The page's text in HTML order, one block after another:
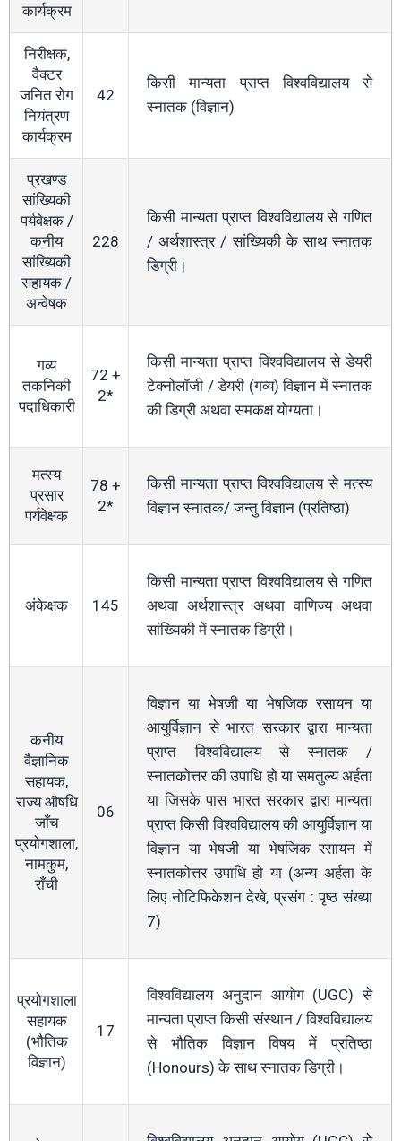
कार्यक्रम
निरीक्षक,
वैक्टर
जनित रोग
नियंत्रण
कार्यक्रम
42
किसी मान्यता प्राप्त विश्वविद्यालय से
स्नातक (विज्ञान)
प्रखण्ड
सांख्यिकी
पर्यवेक्षक /
कनीय
सांख्यिकी
सहायक /
अन्वेषक
228
किसी मान्यता प्राप्त विश्वविद्यालय से गणित
/ अर्थशास्त्र / सांख्यिकी के साथ स्नातक
डिग्री।
गव्य
तकनिकी
पदाधिकारी
72 +
2*
किसी मान्यता प्राप्त विश्वविद्यालय से डेयरी
टेक्नोलॉजी / डेयरी (गव्य) विज्ञान में स्नातक
की डिग्री अथवा समकक्ष योग्यता।
मत्स्य
प्रसार
पर्यवेक्षक
78 +
2*
किसी मान्यता प्राप्त विश्वविद्यालय से मत्स्य
विज्ञान स्नातक/ जन्तु विज्ञान (प्रतिष्ठा)
अंकेक्षक 145
किसी मान्यता प्राप्त विश्वविद्यालय से गणित
अथवा अर्थशास्त्र अथवा वाणिज्य अथवा
सांख्यिकी में स्नातक डिग्री।
कनीय
वैज्ञानिक
सहायक,
राज्य औषधि
जाँच
प्रयोगशाला,
नामकुम,
राँची
06
विज्ञान या भेषजी या भेषजिक रसायन या
आयुर्विज्ञान से भारत सरकार द्वारा मान्यता
प्राप्त विश्वविद्यालय से स्नातक /
स्नातकोत्तर की उपाधि हो या समतुल्य अर्हता
या जिसके पास भारत सरकार द्वारा मान्यता
प्राप्त किसी विश्वविद्यालय की आयुर्विज्ञान या
विज्ञान या भेषजी या भेषजिक रसायन में
स्नातकोत्तर उपाधि हो या (अन्य अर्हता के
लिए नोटिफिकेशन देखे, प्रसंग : पृष्ठ संख्या
7)
प्रयोगशाला
सहायक
(भौतिक
विज्ञान)
17
विश्वविद्यालय अनुदान आयोग (UGC) से
मान्यता प्राप्त किसी संस्थान / विश्वविद्यालय
से भौतिक विज्ञान विषय में प्रतिष्ठा
(Honours) के साथ स्नातक डिग्री।